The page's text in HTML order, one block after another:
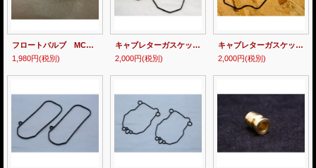
フロートバルブ MC18・21・28用
1,980円(税別)
キャブレターガスケットキット MC18・21用
2,000円(税別)
キャブレターガスケットキット MC28用
2,000円(税別)